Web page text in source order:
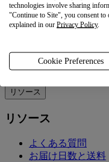
マーケティングを学ぶ
ブログ
リソース
リソース
よくある質問
お届け日数と送料
technologies involve sharing
"Continue to Site", you consent to
explained in our Privacy Policy.
Cookie Preferences